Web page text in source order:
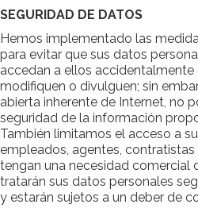
SEGURIDAD DE DATOS
Hemos implementado las
para evitar que sus datos
accedan a ellos
modifiquen o divulguen; sin
abierta inherente de Internet, no
seguridad de la información
También limitamos el acceso a
empleados, agentes,
tengan una necesidad comercial
tratarán sus datos personales
y estarán sujetos a un deber de